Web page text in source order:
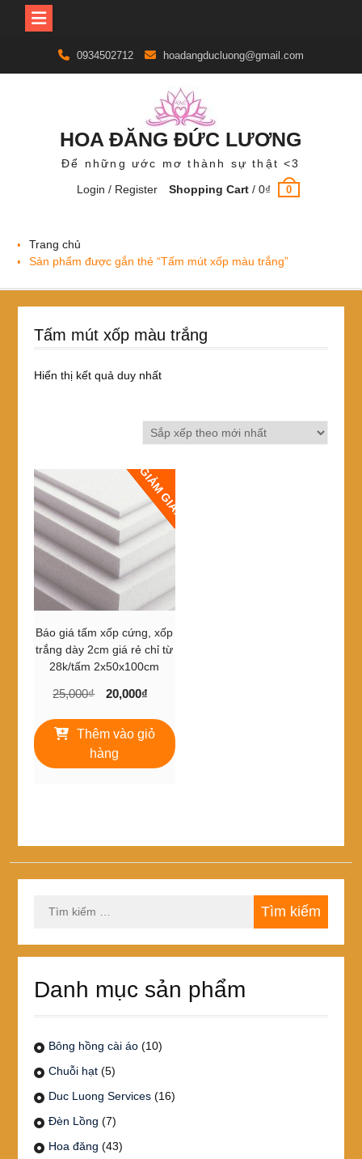
content
0934502712 hoadangducluong@gmail.com
HOA ĐĂNG ĐỨC LƯƠNG
Để những ước mơ thành sự thật <3
Login / Register
Shopping Cart /0₫ 0
Trang chủ
Sản phẩm được gắn thẻ “Tấm mút xốp màu trắng”
Tấm mút xốp màu trắng
Hiển thị kết quả duy nhất
GIẢM GIÁ!
Báo giá tấm xốp cứng, xốp
trắng dày 2cm giá rẻ chỉ từ
28k/tấm 2x50x100cm
25,000₫
Giá
là:
25,000₫.
20,000₫
tại
20,000₫.
Thêm vào giỏ
hàng
kiếm
Danh mục sản phẩm
Bông hồng cài áo (10)
Chuỗi hạt (5)
Duc Luong Services (16)
Đèn Lồng (7)
Hoa đăng (43)